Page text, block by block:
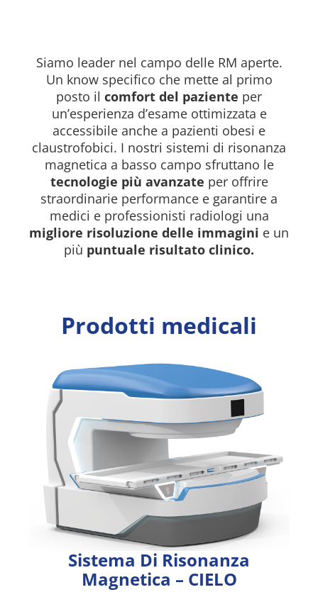
Siamo leader nel campo delle RM aperte.
Un know specifico che mette al primo
posto il comfort del paziente per
un’esperienza d’esame ottimizzata e
accessibile anche a pazienti obesi e
claustrofobici. I nostri sistemi di risonanza
magnetica a basso campo sfruttano le
tecnologie più avanzate per offrire
straordinarie performance e garantire a
medici e professionisti radiologi una
migliore risoluzione delle immagini e un
più puntuale risultato clinico.
Prodotti medicali
Sistema Di Risonanza
Magnetica – CIELO